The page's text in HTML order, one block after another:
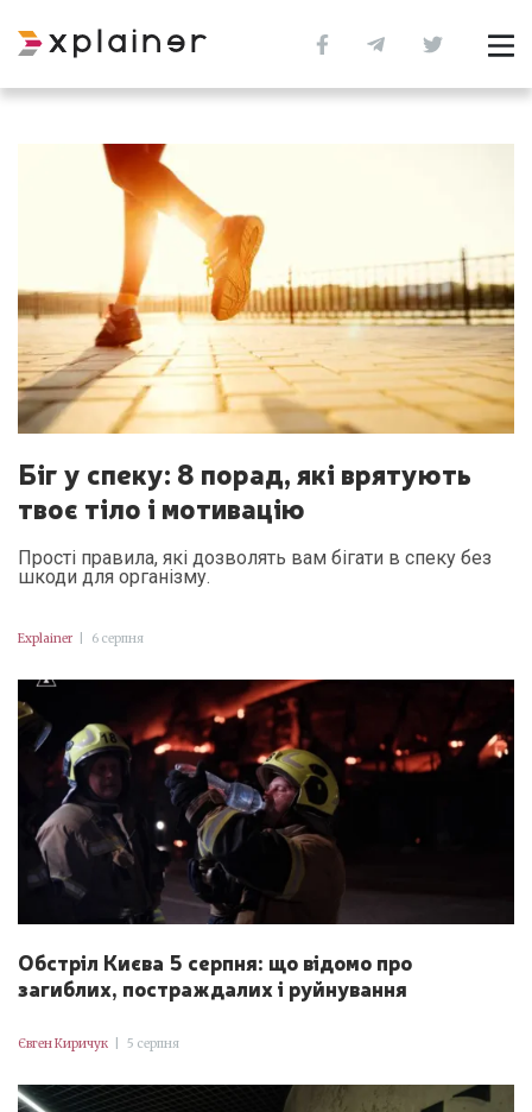
Біг у спеку: 8 порад, які врятують
твоє тіло і мотивацію
Прості правила, які дозволять вам бігати в спеку без
шкоди для організму.
Explainer 6 серпня
Обстріл Києва 5 серпня: що відомо про
загиблих, постраждалих і руйнування
Євген Киричук 5 серпня